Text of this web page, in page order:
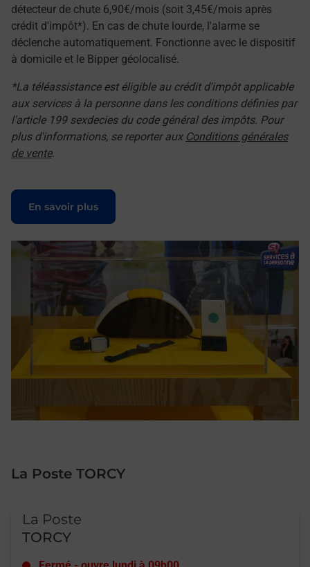
détecteur de chute 6,90€/mois (soit 3,45€/mois après
crédit d'impôt*). En cas de chute lourde, l'alarme se
déclenche automatiquement. Fonctionne avec le dispositif
à domicile et le Bipper géolocalisé.
*La téléassistance est éligible au crédit d'impôt applicable
aux services à la personne dans les conditions définies par
l'article 199 sexdecies du code général des impôts. Pour
plus d'informations, se reporter aux Conditions générales
de vente.
En savoir plus
Le lien s'ouvre dans un nouvel onglet
La Poste TORCY
La Poste
TORCY